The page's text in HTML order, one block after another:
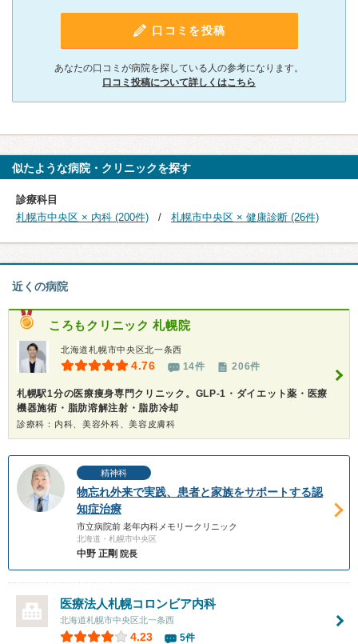
口コミを投稿
あなたの口コミが病院を探している人の参考になります。
口コミ投稿について詳しくはこちら
似たような病院・クリニックを探す
診療科目
札幌市中央区 × 内科 (200件)
札幌市中央区 × 健康診断 (26件)
近くの病院
ころもクリニック 札幌院
北海道札幌市中央区北一条西
4.76 14件 206件
札幌駅1分の医療痩身専門クリニック。GLP-1・ダイエット薬・医療
機器施術・脂肪溶解注射・脂肪冷却
診療科：内科、美容外科、美容皮膚科
精神科
物忘れ外来で実践、患者と家族をサポートする認
知症治療
市立病院前 老年内科メモリークリニック
北海道・札幌市中央区
中野 正剛 院長
医療法人札幌コロンビア内科
北海道札幌市中央区北一条西
4.23 5件